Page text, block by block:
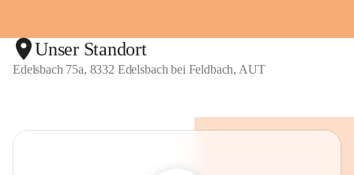
Unser Standort
Edelsbach 75a, 8332 Edelsbach bei Feldbach, AUT